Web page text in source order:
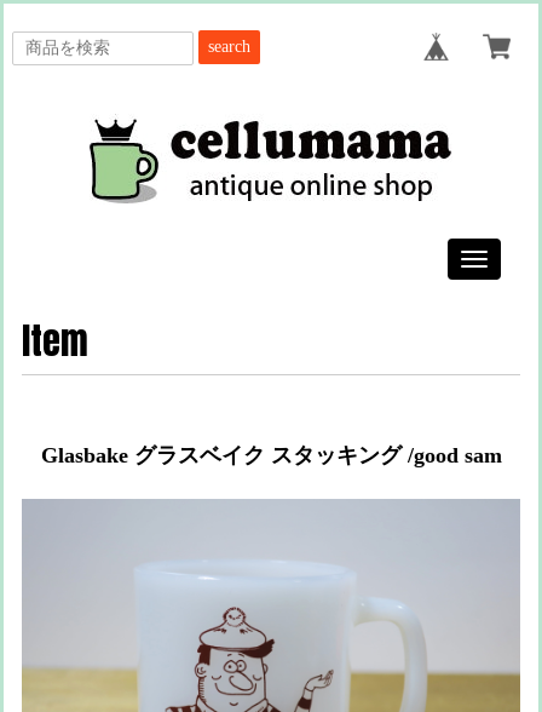
search
Toggle
Item
Glasbake グラスベイク スタッキング /good sam